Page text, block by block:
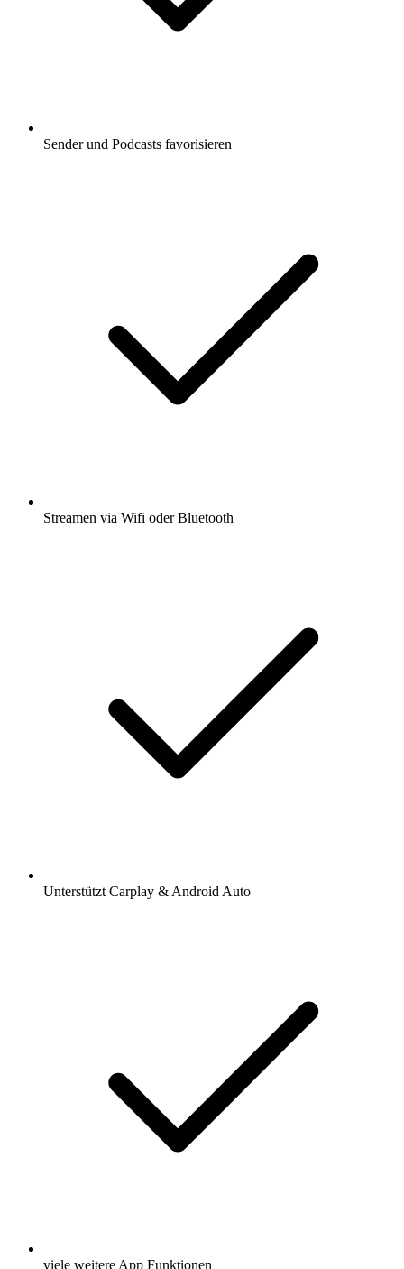
Sender und Podcasts favorisieren
Streamen via Wifi oder Bluetooth
Unterstützt Carplay & Android Auto
viele weitere App Funktionen